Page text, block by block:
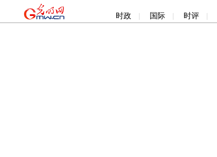
时政 | 国际 | 时评 |